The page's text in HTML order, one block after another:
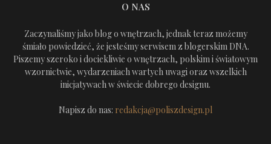
O NAS
Zaczynaliśmy jako blog o wnętrzach, jednak teraz możemy
śmiało powiedzieć, że jesteśmy serwisem z blogerskim DNA.
Piszemy szeroko i dociekliwie o wnętrzach, polskim i światowym
wzornictwie, wydarzeniach wartych uwagi oraz wszelkich
inicjatywach w świecie dobrego designu.
Napisz do nas: redakcja@poliszdesign.pl